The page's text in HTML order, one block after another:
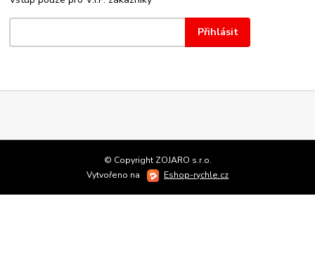
© Copyright ZOJARO s.r.o.
Vytvořeno na
Eshop-rychle.cz